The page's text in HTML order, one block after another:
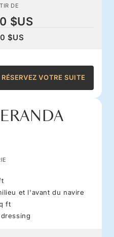
DE
$US
$US
RÉSERVEZ VOTRE SUITE
et l'avant du navire
ft